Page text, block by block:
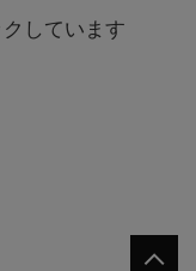
しています